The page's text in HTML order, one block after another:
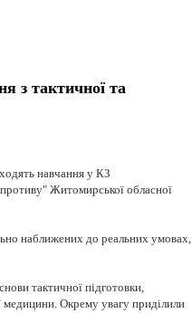
з тактичної та
навчання у КЗ
Житомирської обласної
наближених до реальних умовах,
тактичної підготовки,
медицини. Окрему увагу приділили